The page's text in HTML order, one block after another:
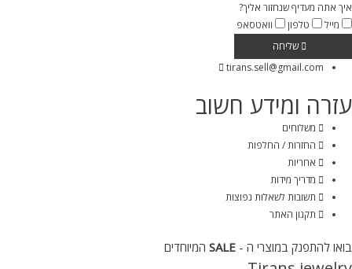
איך אתה מעדיף שנחזור אליך?
מייל
טלפון
וואטסאפ
שליחה
tirans.sell@gmail.com
עזרה ומידע חשוב
משלוחים
החזרות / החלפות
אחריות
מדריך מידות
תשובות לשאלות נפוצות
תקנון האתר
בואו להתפנק במוצרי ה - SALE המיוחדים